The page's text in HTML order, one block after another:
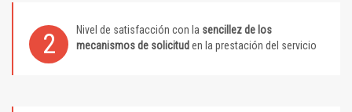
2 Nivel de satisfacción con la sencillez de los
mecanismos de solicitud en la prestación del servicio